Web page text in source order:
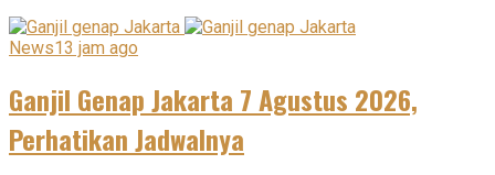
News13 jam ago
Ganjil Genap Jakarta 7 Agustus 2026,
Perhatikan Jadwalnya